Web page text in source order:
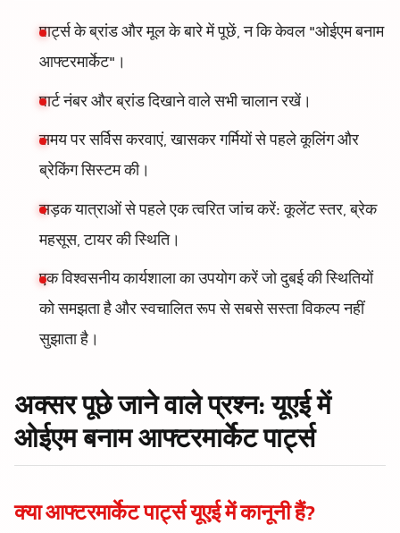
पार्ट्स के ब्रांड और मूल के बारे में पूछें, न कि केवल "ओईएम बनाम
आफ्टरमार्केट"।
पार्ट नंबर और ब्रांड दिखाने वाले सभी चालान रखें।
समय पर सर्विस करवाएं, खासकर गर्मियों से पहले कूलिंग और
ब्रेकिंग सिस्टम की।
सड़क यात्राओं से पहले एक त्वरित जांच करें: कूलेंट स्तर, ब्रेक
महसूस, टायर की स्थिति।
एक विश्वसनीय कार्यशाला का उपयोग करें जो दुबई की स्थितियों
को समझता है और स्वचालित रूप से सबसे सस्ता विकल्प नहीं
सुझाता है।
अक्सर पूछे जाने वाले प्रश्न: यूएई में
ओईएम बनाम आफ्टरमार्केट पार्ट्स
क्या आफ्टरमार्केट पार्ट्स यूएई में कानूनी हैं?